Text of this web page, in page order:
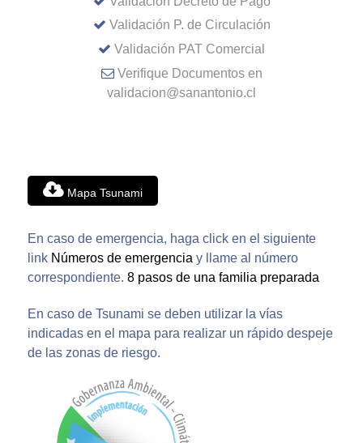
Validación P. de Circulación
Validación PAT Comercial
Verifique Documentos en
validacion@sanantonio.cl
Mapa Tsunami
En caso de emergencia, haga click en el siguiente
link Números de emergencia y llame al número
correspondiente. 8 pasos de una familia preparada
En caso de Tsunami se deben utilizar la vías
indicadas en el mapa para realizar un rápido despeje
de las zonas de riesgo.